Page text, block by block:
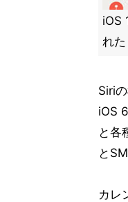
iOS
れた
Siri
iOS
と各
と
カレ